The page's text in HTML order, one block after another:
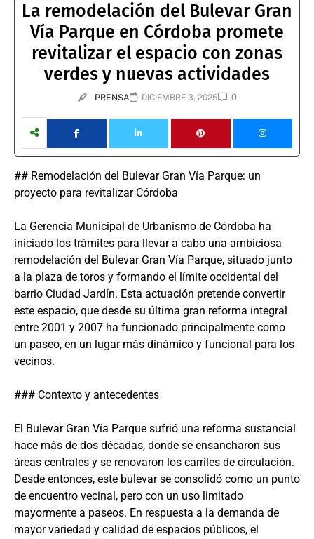
La remodelación del Bulevar Gran
Vía Parque en Córdoba promete
revitalizar el espacio con zonas
verdes y nuevas actividades
PRENSA DICIEMBRE 3, 2025 0
## Remodelación del Bulevar Gran Vía Parque: un
proyecto para revitalizar Córdoba
La Gerencia Municipal de Urbanismo de Córdoba ha
iniciado los trámites para llevar a cabo una ambiciosa
remodelación del Bulevar Gran Vía Parque, situado junto
a la plaza de toros y formando el límite occidental del
barrio Ciudad Jardín. Esta actuación pretende convertir
este espacio, que desde su última gran reforma integral
entre 2001 y 2007 ha funcionado principalmente como
un paseo, en un lugar más dinámico y funcional para los
vecinos.
### Contexto y antecedentes
El Bulevar Gran Vía Parque sufrió una reforma sustancial
hace más de dos décadas, donde se ensancharon sus
áreas centrales y se renovaron los carriles de circulación.
Desde entonces, este bulevar se consolidó como un punto
de encuentro vecinal, pero con un uso limitado
mayormente a paseos. En respuesta a la demanda de
mayor variedad y calidad de espacios públicos, el